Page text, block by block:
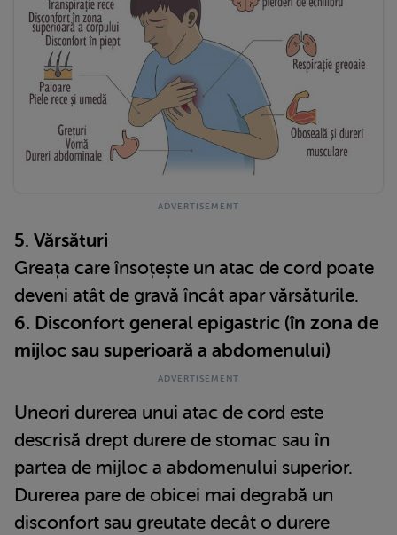
5. Vărsături
Greața care însoțește un atac de cord poate
deveni atât de gravă încât apar vărsăturile.
6. Disconfort general epigastric (în zona de
mijloc sau superioară a abdomenului)
Uneori durerea unui atac de cord este
descrisă drept durere de stomac sau în
partea de mijloc a abdomenului superior.
Durerea pare de obicei mai degrabă un
disconfort sau greutate decât o durere